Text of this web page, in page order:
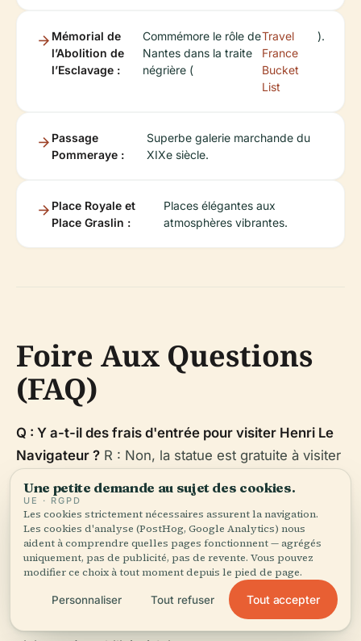
Mémorial de
l’Abolition de
l’Esclavage :
Commémore le rôle de
Nantes dans la traite
négrière (
Travel
France
Bucket
List
).
Passage
Pommeraye :
Superbe galerie marchande du
XIXe siècle.
Place Royale et
Place Graslin :
Places élégantes aux
atmosphères vibrantes.
Foire Aux Questions
(FAQ)
Q : Y a-t-il des frais d'entrée pour visiter Henri Le
Navigateur ? R : Non, la statue est gratuite à visiter
Q : Des visites guidées sont-elles disponibles ?R :
Oui, des visites guidées à pied incluent
régulièrement le monument et les sites avoisinants.
Q : Le site est-il accessible aux fauteuils roulants ?
R : Oui, la zone est entièrement accessible aux
Une petite demande au sujet des cookies.
UE · RGPD
Les cookies strictement nécessaires assurent la navigation.
Les cookies d'analyse (PostHog, Google Analytics) nous
aident à comprendre quelles pages fonctionnent — agrégés
uniquement, pas de publicité, pas de revente. Vous pouvez
modifier ce choix à tout moment depuis le pied de page.
Personnaliser Tout refuser Tout accepter